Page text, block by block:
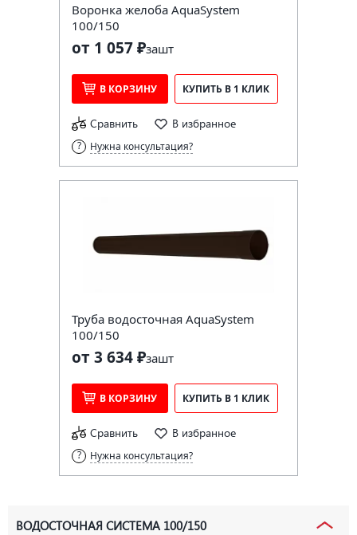
Воронка желоба AquaSystem
100/150
от 1 057 ₽зашт
В КОРЗИНУ КУПИТЬ В 1 КЛИК
Сравнить В избранное
Нужна консультация?
Труба водосточная AquaSystem
100/150
от 3 634 ₽зашт
В КОРЗИНУ КУПИТЬ В 1 КЛИК
Сравнить В избранное
Нужна консультация?
ВОДОСТОЧНАЯ СИСТЕМА 100/150